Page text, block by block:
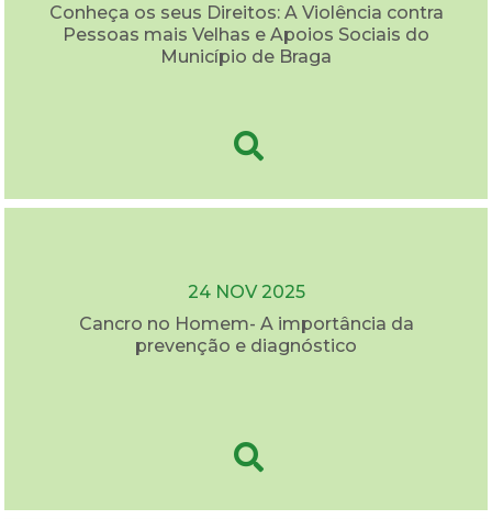
Conheça os seus Direitos: A Violência contra
Pessoas mais Velhas e Apoios Sociais do
Município de Braga
24 NOV 2025
Cancro no Homem- A importância da
prevenção e diagnóstico